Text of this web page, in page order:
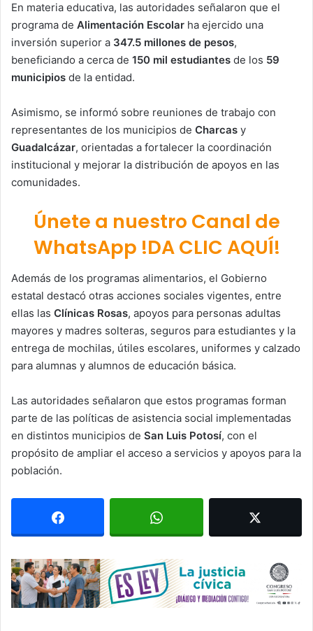
En materia educativa, las autoridades señalaron que el
programa de Alimentación Escolar ha ejercido una
inversión superior a 347.5 millones de pesos,
beneficiando a cerca de 150 mil estudiantes de los 59
municipios de la entidad.
Asimismo, se informó sobre reuniones de trabajo con
representantes de los municipios de Charcas y
Guadalcázar, orientadas a fortalecer la coordinación
institucional y mejorar la distribución de apoyos en las
comunidades.
Únete a nuestro Canal de
WhatsApp !DA CLIC AQUÍ!
Además de los programas alimentarios, el Gobierno
estatal destacó otras acciones sociales vigentes, entre
ellas las Clínicas Rosas, apoyos para personas adultas
mayores y madres solteras, seguros para estudiantes y la
entrega de mochilas, útiles escolares, uniformes y calzado
para alumnas y alumnos de educación básica.
Las autoridades señalaron que estos programas forman
parte de las políticas de asistencia social implementadas
en distintos municipios de San Luis Potosí, con el
propósito de ampliar el acceso a servicios y apoyos para la
población.